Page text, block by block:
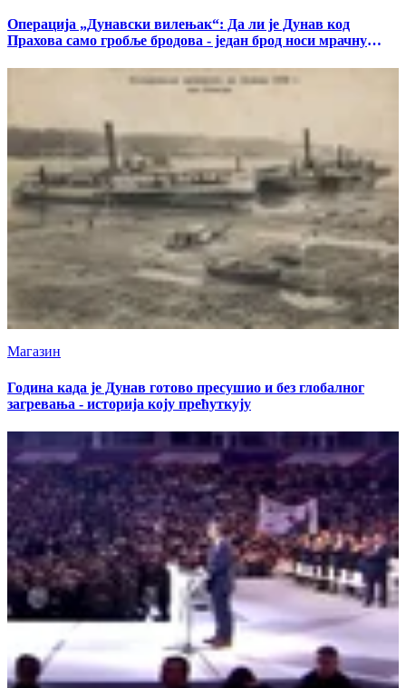
Операција „Дунавски вилењак“: Да ли је Дунав код
Прахова само гробље бродова - један брод носи мрачну
Магазин
Година када је Дунав готово пресушио и без глобалног
загревања - историја коју прећуткују